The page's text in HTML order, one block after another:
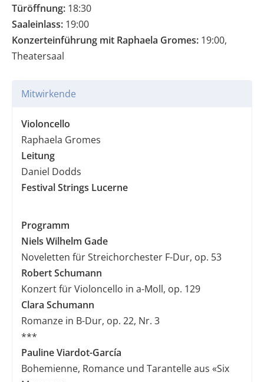
Türöffnung: 18:30
Saaleinlass: 19:00
Konzerteinführung mit Raphaela Gromes: 19:00,
Theatersaal
Mitwirkende
Violoncello
Raphaela Gromes
Leitung
Daniel Dodds
Festival Strings Lucerne
Programm
Niels Wilhelm Gade
Noveletten für Streichorchester F-Dur, op. 53
Robert Schumann
Konzert für Violoncello in a-Moll, op. 129
Clara Schumann
Romanze in B-Dur, op. 22, Nr. 3
***
Pauline Viardot-García
Bohemienne, Romance und Tarantelle aus «Six